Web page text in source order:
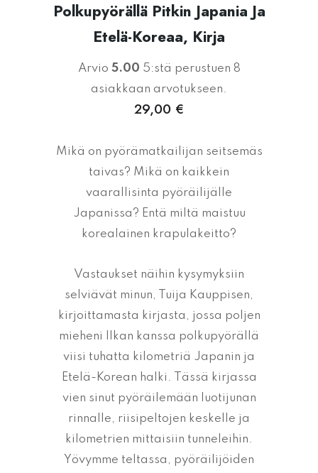
Polkupyörällä Pitkin Japania Ja
Etelä-Koreaa, Kirja
Arvio 5.00 5:stä perustuen 8
asiakkaan arvotukseen.
29,00 €
Mikä on pyörämatkailijan seitsemäs
taivas? Mikä on kaikkein
vaarallisinta pyöräilijälle
Japanissa? Entä miltä maistuu
korealainen krapulakeitto?
Vastaukset näihin kysymyksiin
selviävät minun, Tuija Kauppisen,
kirjoittamasta kirjasta, jossa poljen
mieheni Ilkan kanssa polkupyörällä
viisi tuhatta kilometriä Japanin ja
Etelä-Korean halki. Tässä kirjassa
vien sinut pyöräilemään luotijunan
rinnalle, riisipeltojen keskelle ja
kilometrien mittaisiin tunneleihin.
Yövymme teltassa, pyöräilijöiden